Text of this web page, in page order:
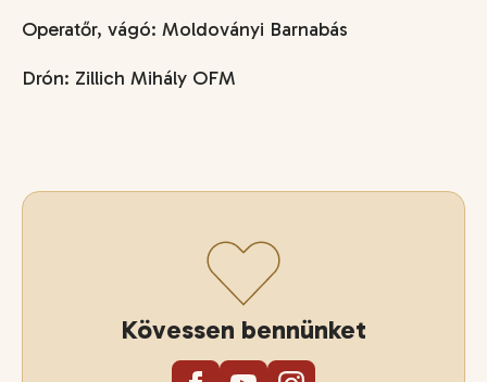
Operatőr, vágó: Moldoványi Barnabás
Drón: Zillich Mihály OFM
Kövessen bennünket